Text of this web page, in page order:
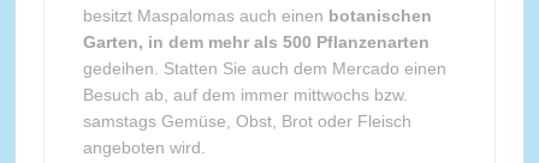
besitzt Maspalomas auch einen botanischen
Garten, in dem mehr als 500 Pflanzenarten
gedeihen. Statten Sie auch dem Mercado einen
Besuch ab, auf dem immer mittwochs bzw.
samstags Gemüse, Obst, Brot oder Fleisch
angeboten wird.